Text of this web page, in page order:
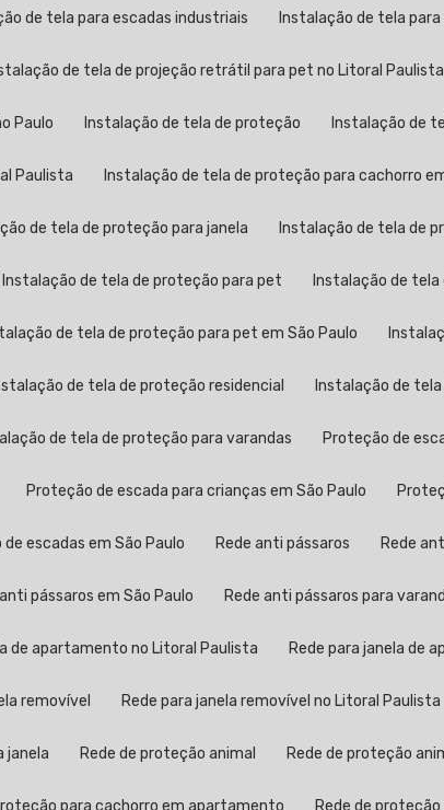
de tela para escadas industriais Instalação de tela
de tela de projeção retrátil para pet no Litoral Paulista
Paulo Instalação de tela de proteção Instalação de
Paulista Instalação de tela de proteção para cachorro
de tela de proteção para janela Instalação de tela de
Instalação de tela de proteção para pet Instalação de
de tela de proteção para pet em São Paulo
de tela de proteção residencial Instalação de
de tela de proteção para varandas Proteção de
Proteção de escada para crianças em São Paulo
de escadas em São Paulo Rede anti pássaros Rede
anti pássaros em São Paulo Rede anti pássaros para
de apartamento no Litoral Paulista Rede para janela de
removível Rede para janela removível no Litoral Paulista
janela Rede de proteção animal Rede de proteção